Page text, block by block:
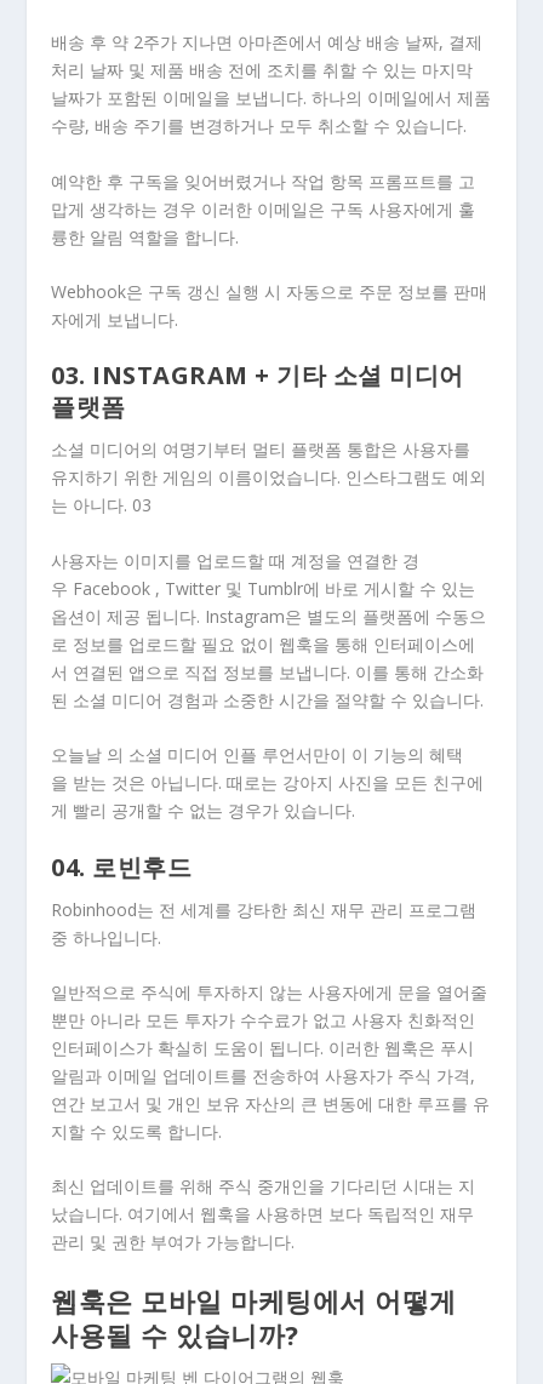
배송 후 약 2주가 지나면 아마존에서 예상 배송 날짜, 결제
처리 날짜 및 제품 배송 전에 조치를 취할 수 있는 마지막
날짜가 포함된 이메일을 보냅니다. 하나의 이메일에서 제품
수량, 배송 주기를 변경하거나 모두 취소할 수 있습니다.
예약한 후 구독을 잊어버렸거나 작업 항목 프롬프트를 고
맙게 생각하는 경우 이러한 이메일은 구독 사용자에게 훌
륭한 알림 역할을 합니다.
Webhook은 구독 갱신 실행 시 자동으로 주문 정보를 판매
자에게 보냅니다.
03. INSTAGRAM + 기타 소셜 미디어
플랫폼
소셜 미디어의 여명기부터 멀티 플랫폼 통합은 사용자를
유지하기 위한 게임의 이름이었습니다. 인스타그램도 예외
는 아니다. 03
사용자는 이미지를 업로드할 때 계정을 연결한 경
우 Facebook , Twitter 및 Tumblr에 바로 게시할 수 있는
옵션이 제공 됩니다. Instagram은 별도의 플랫폼에 수동으
로 정보를 업로드할 필요 없이 웹훅을 통해 인터페이스에
서 연결된 앱으로 직접 정보를 보냅니다. 이를 통해 간소화
된 소셜 미디어 경험과 소중한 시간을 절약할 수 있습니다.
오늘날 의 소셜 미디어 인플 루언서만이 이 기능의 혜택
을 받는 것은 아닙니다. 때로는 강아지 사진을 모든 친구에
게 빨리 공개할 수 없는 경우가 있습니다.
04. 로빈후드
Robinhood는 전 세계를 강타한 최신 재무 관리 프로그램
중 하나입니다.
일반적으로 주식에 투자하지 않는 사용자에게 문을 열어줄
뿐만 아니라 모든 투자가 수수료가 없고 사용자 친화적인
인터페이스가 확실히 도움이 됩니다. 이러한 웹훅은 푸시
알림과 이메일 업데이트를 전송하여 사용자가 주식 가격,
연간 보고서 및 개인 보유 자산의 큰 변동에 대한 루프를 유
지할 수 있도록 합니다.
최신 업데이트를 위해 주식 중개인을 기다리던 시대는 지
났습니다. 여기에서 웹훅을 사용하면 보다 독립적인 재무
관리 및 권한 부여가 가능합니다.
웹훅은 모바일 마케팅에서 어떻게
사용될 수 있습니까?